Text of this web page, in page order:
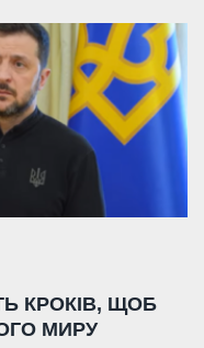
КРОКІВ, ЩОБ
МИРУ